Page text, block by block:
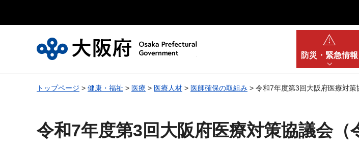
防災・ 緊急情報
トップページ > 健康・福祉 > 医療 > 医療人材 > 医師確保の取組み > 令和7年度第3回大阪府医療対策
令和7年度第3回大阪府医療対策協議会（